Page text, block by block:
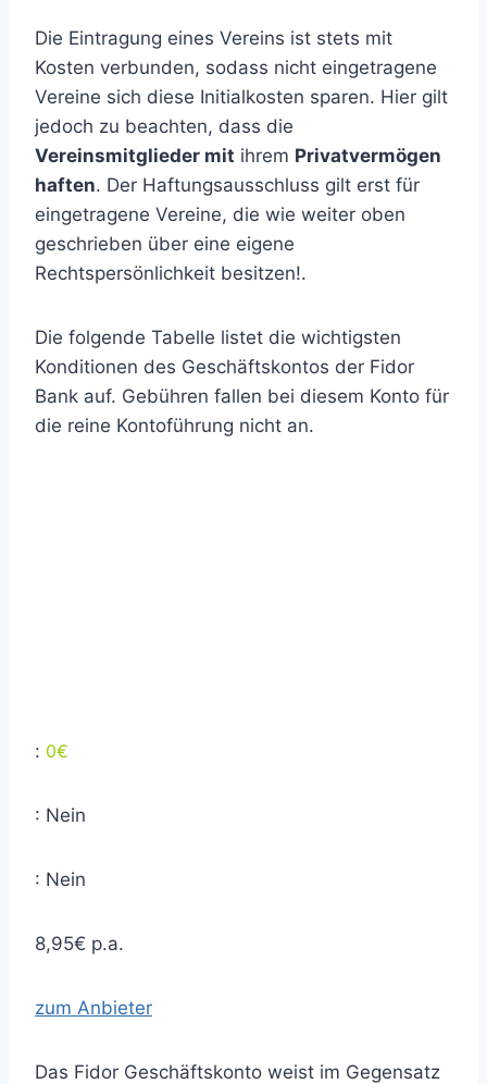
Die Eintragung eines Vereins ist stets mit
Kosten verbunden, sodass nicht eingetragene
Vereine sich diese Initialkosten sparen. Hier gilt
jedoch zu beachten, dass die
Vereinsmitglieder mit ihrem Privatvermögen
haften. Der Haftungsausschluss gilt erst für
eingetragene Vereine, die wie weiter oben
geschrieben über eine eigene
Rechtspersönlichkeit besitzen!.
Die folgende Tabelle listet die wichtigsten
Konditionen des Geschäftskontos der Fidor
Bank auf. Gebühren fallen bei diesem Konto für
die reine Kontoführung nicht an.
: 0€
: Nein
: Nein
8,95€ p.a.
zum Anbieter
Das Fidor Geschäftskonto weist im Gegensatz